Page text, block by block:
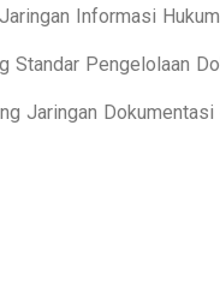
Informasi
Pengelolaan
Jaringan